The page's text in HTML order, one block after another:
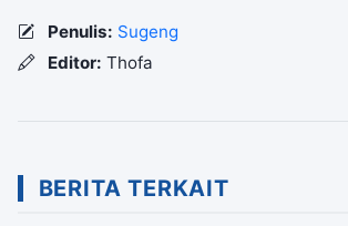
Penulis: Sugeng
Editor: Thofa
BERITA TERKAIT